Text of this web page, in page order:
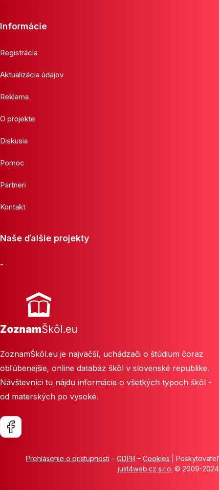
Informácie
Registrácia
Aktualizácia údajov
Reklama
O projekte
Diskusia
Pomoc
Partneri
Kontakt
Naše ďalšie projekty
-
ZoznamŠkôl.eu
ZoznamŠkôl.eu je najväčší, uchádzači o štúdium čoraz
obľúbenejšie, online databáz škôl v slovenské republike.
Návštevníci tu nájdu informácie o všetkých typoch škôl -
od materských po vysoké.
Prehlásenie o prístupnosti – GDPR – Cookies | Poskytovateľ
just4web.cz s.r.o. © 2009-2024